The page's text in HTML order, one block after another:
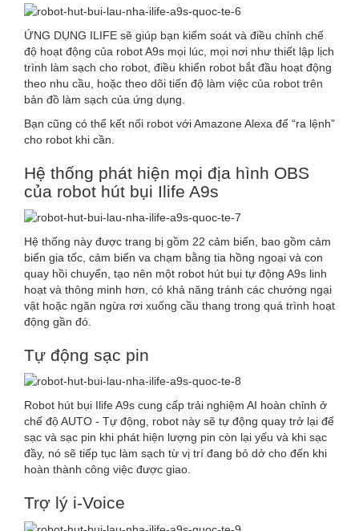
ỨNG DỤNG ILIFE sẽ giúp bạn kiểm soát và điều chỉnh chế
độ hoạt động của robot A9s mọi lúc, mọi nơi như thiết lập lịch
trình làm sạch cho robot, điều khiển robot bắt đầu hoạt động
theo nhu cầu, hoặc theo dõi tiến độ làm việc của robot trên
bản đồ làm sạch của ứng dụng.
Bạn cũng có thể kết nối robot với Amazone Alexa để “ra lệnh”
cho robot khi cần.
Hệ thống phát hiện mọi địa hình OBS
của robot hút bụi Ilife A9s
Hệ thống này được trang bị gồm 22 cảm biến, bao gồm cảm
biến gia tốc, cảm biến va chạm bằng tia hồng ngoại và con
quay hồi chuyển, tạo nên một robot hút bụi tự động A9s linh
hoạt và thông minh hơn, có khả năng tránh các chướng ngại
vật hoặc ngăn ngừa rơi xuống cầu thang trong quá trình hoạt
động gần đó.
Tự động sạc pin
Robot hút bụi Ilife A9s cung cấp trải nghiệm AI hoàn chỉnh ở
chế độ AUTO - Tự động, robot này sẽ tự động quay trở lại đế
sạc và sạc pin khi phát hiện lượng pin còn lại yếu và khi sạc
đầy, nó sẽ tiếp tục làm sạch từ vị trí đang bỏ dở cho đến khi
hoàn thành công việc được giao.
Trợ lý i-Voice